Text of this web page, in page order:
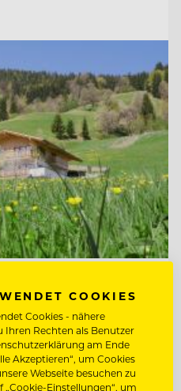
Österreich
COOKIES
Cookies - nähere
Rechten als Benutzer
am Ende
Akzeptieren“, um Cookies
Webseite besuchen zu
„Cookie-Einstellungen“, um